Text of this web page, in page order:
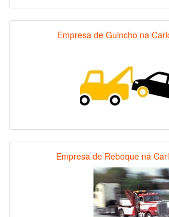
Empresa de Guincho na
Empresa de Reboque na